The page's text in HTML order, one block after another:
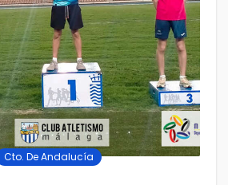
Cto. De Andalucía